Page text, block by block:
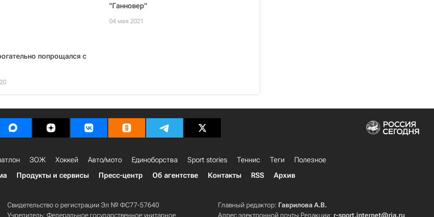
"Ганновер"
04 мая 2021
попрощался с
ЗОЖ Хоккей Авто/мото Единоборства Sport stories Теннис Теги
Полезное
Продукты и сервисы Пресс-центр Об агентстве Контакты RSS Архив
Свидетельство о регистрации Эл № ФС77-57640
Учредитель: Федеральное государственное унитарное
Главный редактор: Гаврилова А.В.
Адрес электронной почты Редакции: r-sport.internet@ria.ru